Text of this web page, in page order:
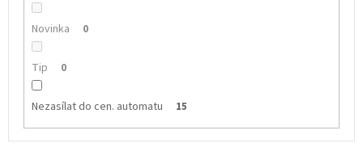
Novinka 0
Tip 0
Nezasílat do cen. automatu 15